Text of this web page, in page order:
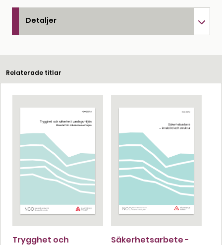
Detaljer
Relaterade titlar
Trygghet och Säkerhetsarbete -